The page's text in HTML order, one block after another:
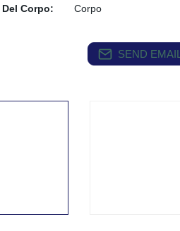
Del Corpo:
Corpo
SEND